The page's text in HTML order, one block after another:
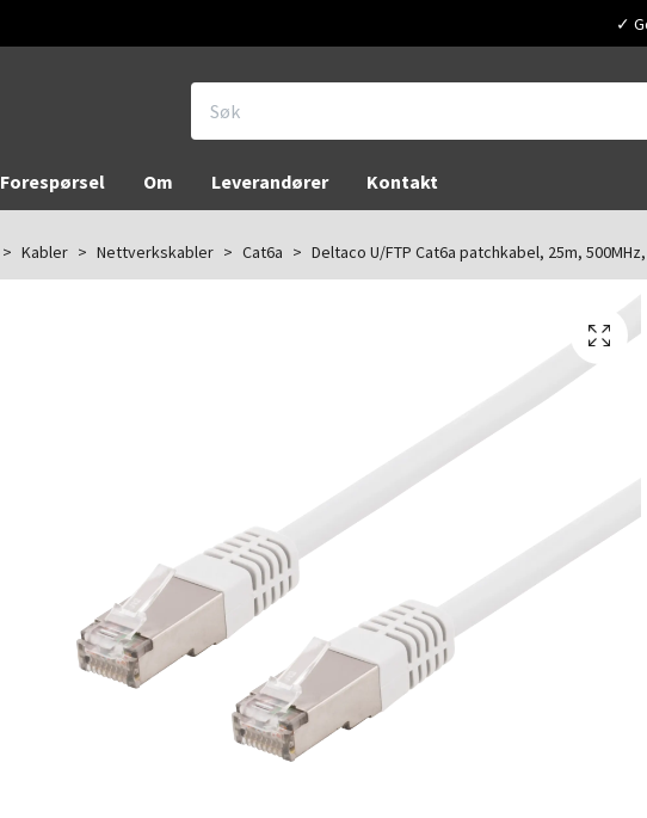
✓
Forespørsel Om Leverandører Kontakt
Kabler Nettverkskabler Cat6a Deltaco U/FTP Cat6a patchkabel, 25m,